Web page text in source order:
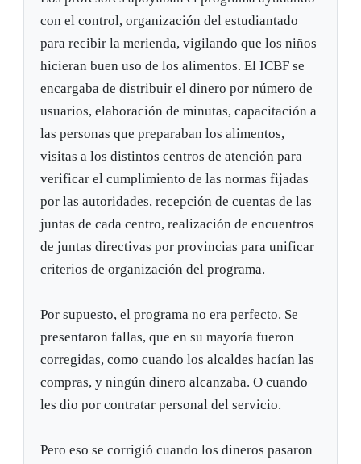
con el control, organización del estudiantado
para recibir la merienda, vigilando que los niños
hicieran buen uso de los alimentos. El ICBF se
encargaba de distribuir el dinero por número de
usuarios, elaboración de minutas, capacitación a
las personas que preparaban los alimentos,
visitas a los distintos centros de atención para
verificar el cumplimiento de las normas fijadas
por las autoridades, recepción de cuentas de las
juntas de cada centro, realización de encuentros
de juntas directivas por provincias para unificar
criterios de organización del programa.
Por supuesto, el programa no era perfecto. Se
presentaron fallas, que en su mayoría fueron
corregidas, como cuando los alcaldes hacían las
compras, y ningún dinero alcanzaba. O cuando
les dio por contratar personal del servicio.
Pero eso se corrigió cuando los dineros pasaron